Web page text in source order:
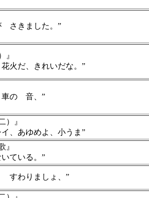
さきました。”
』
火だ、きれいだな。”
の 音、”
）』
、あゆめよ、小うま”
』
ている。”
すわりましょ、”